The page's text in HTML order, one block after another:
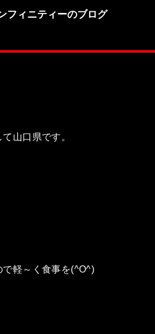
フィニティーのブログ
山口県です。
で軽～く食事を(^O^)